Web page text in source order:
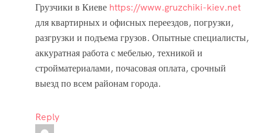
Грузчики в Киеве https://www.gruzchiki-kiev.net
для квартирных и офисных переездов, погрузки,
разгрузки и подъема грузов. Опытные специалисты,
аккуратная работа с мебелью, техникой и
стройматериалами, почасовая оплата, срочный
выезд по всем районам города.
Reply